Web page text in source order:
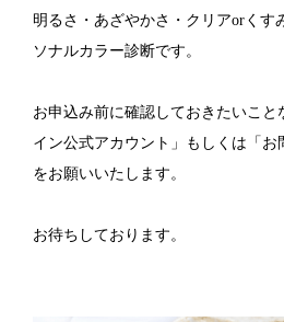
明るさ・あざやかさ・クリアorくす
ソナルカラー診断です。
お申込み前に確認しておきたいこと
イン公式アカウント」もしくは「お
をお願いいたします。
お待ちしております。